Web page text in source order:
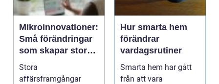
Mikroinnovationer:
Små förändringar
som skapar stora
affärsframgångar
Stora
affärsframgångar
Hur smarta hem
förändrar
vardagsrutiner
Smarta hem har gått
från att vara